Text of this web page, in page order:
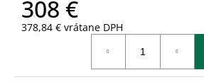
308 €
378,84 € vrátane DPH
a
m